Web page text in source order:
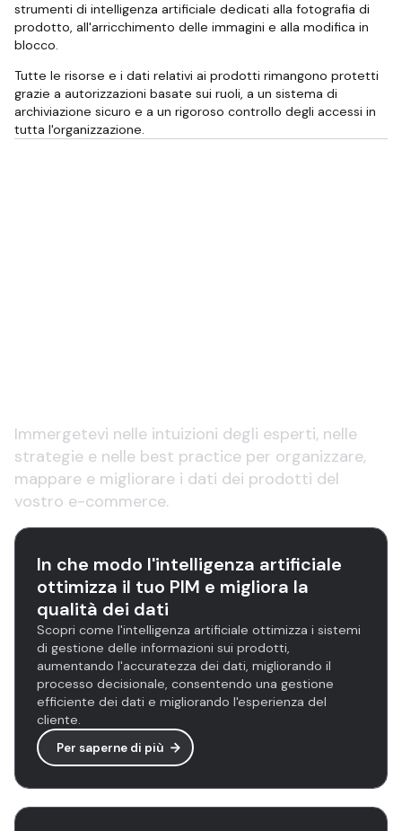
strumenti di intelligenza artificiale dedicati alla fotografia di
prodotto, all'arricchimento delle immagini e alla modifica in
blocco.
Tutte le risorse e i dati relativi ai prodotti rimangono protetti
grazie a autorizzazioni basate sui ruoli, a un sistema di
archiviazione sicuro e a un rigoroso controllo degli accessi in
tutta l'organizzazione.
Immergetevi nelle intuizioni degli esperti, nelle
strategie e nelle best practice per organizzare,
mappare e migliorare i dati dei prodotti del
vostro e-commerce.
In che modo l'intelligenza artificiale
ottimizza il tuo PIM e migliora la
qualità dei dati
Scopri come l'intelligenza artificiale ottimizza i sistemi
di gestione delle informazioni sui prodotti,
aumentando l'accuratezza dei dati, migliorando il
processo decisionale, consentendo una gestione
efficiente dei dati e migliorando l'esperienza del
cliente.
Per saperne di più